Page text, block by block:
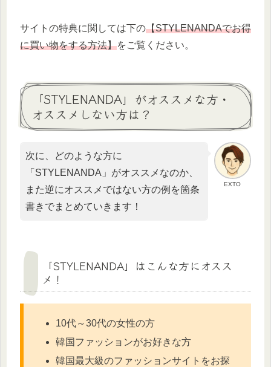
サイトの特典に関しては下の【STYLENANDAでお得
に買い物をする方法】をご覧ください。
「STYLENANDA」がオススメな方・
オススメしない方は？
EXTO
次に、どのような方に
「STYLENANDA」がオススメなのか、
また逆にオススメではない方の例を箇条
書きでまとめていきます！
「STYLENANDA」はこんな方にオスス
メ！
10代～30代の女性の方
韓国ファッションがお好きな方
韓国最大級のファッションサイトをお探